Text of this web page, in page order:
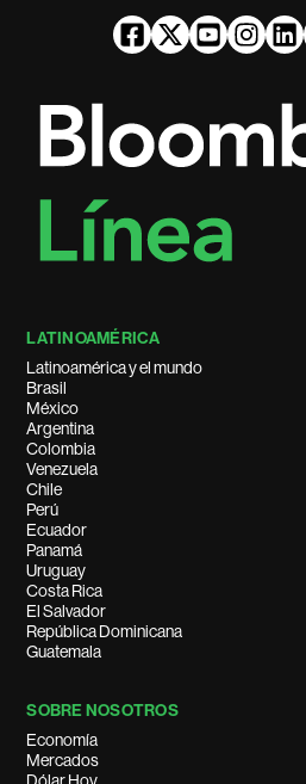
LATINOAMÉRICA
Latinoamérica y el mundo
Brasil
México
Argentina
Colombia
Venezuela
Chile
Perú
Ecuador
Panamá
Uruguay
Costa Rica
El Salvador
República Dominicana
Guatemala
SOBRE NOSOTROS
Economía
Mercados